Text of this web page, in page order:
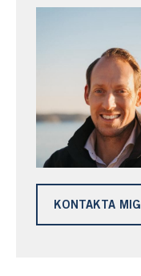
KONTAKTA MIG